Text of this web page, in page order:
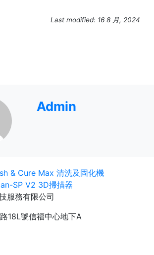
Last modified: 16 8 月, 2024
Admin
& Cure Max 清洗及固化機
SP V2 3D掃描器
服務有限公司
18L號信福中心地下A